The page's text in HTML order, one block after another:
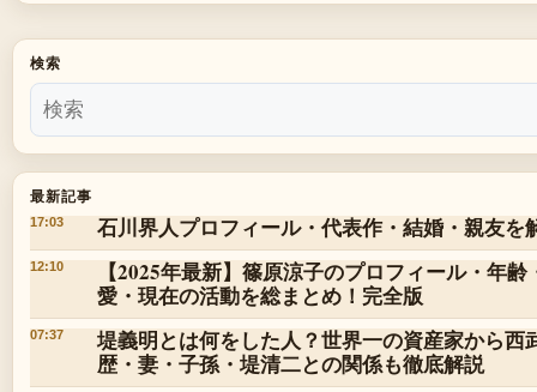
検索
最新記事
17:03 石川界人プロフィール・代表作・結婚・親友を
12:10
【2025年最新】篠原涼子のプロフィール・年
愛・現在の活動を総まとめ！完全版
07:37
堤義明とは何をした人？世界一の資産家から西
歴・妻・子孫・堤清二との関係も徹底解説